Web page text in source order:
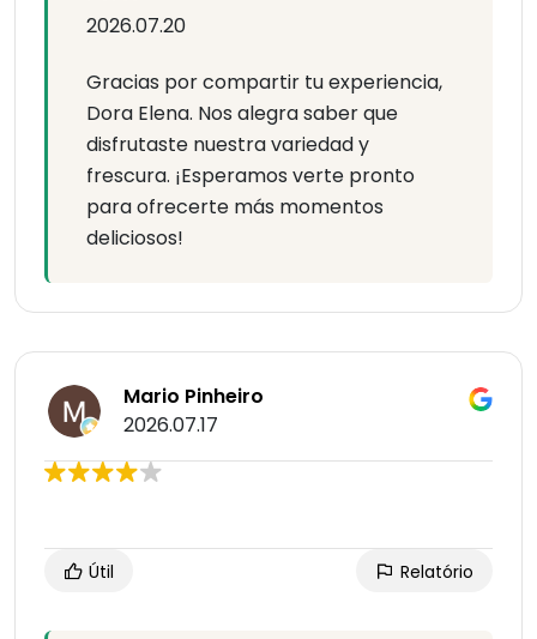
2026.07.20
Gracias por compartir tu experiencia,
Dora Elena. Nos alegra saber que
disfrutaste nuestra variedad y
frescura. ¡Esperamos verte pronto
para ofrecerte más momentos
deliciosos!
Mario Pinheiro
2026.07.17
Útil Relatório